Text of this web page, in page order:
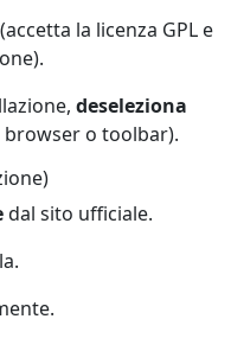
la licenza GPL e
deseleziona
o toolbar).
dal sito ufficiale.